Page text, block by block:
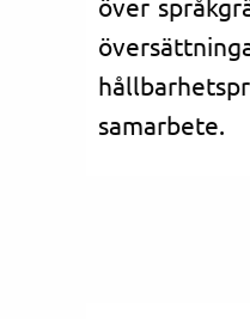
samarbete.